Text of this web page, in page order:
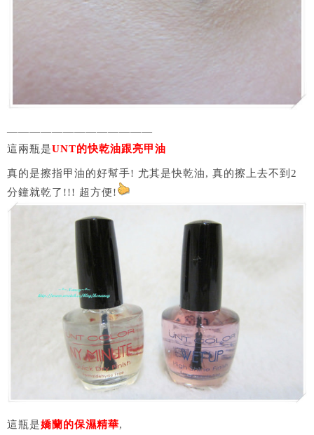
—————————————
這兩瓶是UNT的快乾油跟亮甲油
真的是擦指甲油的好幫手! 尤其是快乾油, 真的擦上去不到2
分鐘就乾了!!! 超方便!
這瓶是嬌蘭的保濕精華,